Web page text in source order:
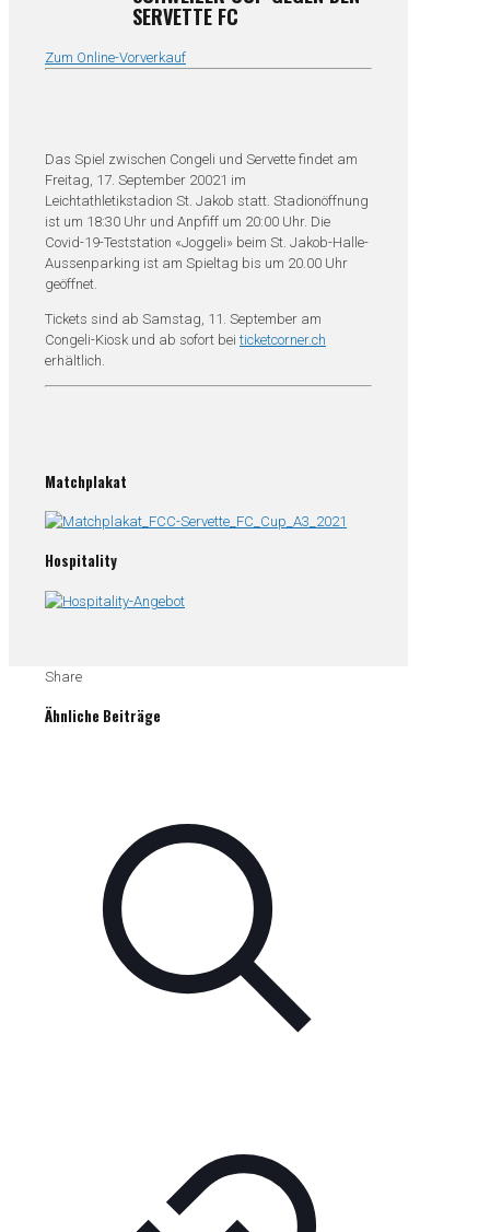
SERVETTE FC
Zum Online-Vorverkauf
Das Spiel zwischen Congeli und Servette findet am
Freitag, 17. September 20021 im
Leichtathletikstadion St. Jakob statt. Stadionöffnung
ist um 18:30 Uhr und Anpfiff um 20:00 Uhr. Die
Covid-19-Teststation «Joggeli» beim St. Jakob-Halle-
Aussenparking ist am Spieltag bis um 20.00 Uhr
geöffnet.
Tickets sind ab Samstag, 11. September am
Congeli-Kiosk und ab sofort beiticketcorner.ch
erhältlich.
Matchplakat
Hospitality
Share
Ähnliche Beiträge